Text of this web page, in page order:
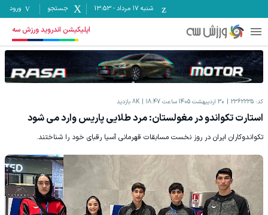
شنبه ۱۷ مرداد -
13:53 جستجو ورود
اپلیکیشن اندروید ورزش سه
کد: 2362235 30 اردیبهشت 1405 ساعت 18:47 8K بازدید
استارت تکواندو در مغولستان: مرد طلایی پاریس وارد می شود
تکواندوکاران ایران در روز نخست مسابقات قهرمانی آسیا رقبای خود را شناختند.